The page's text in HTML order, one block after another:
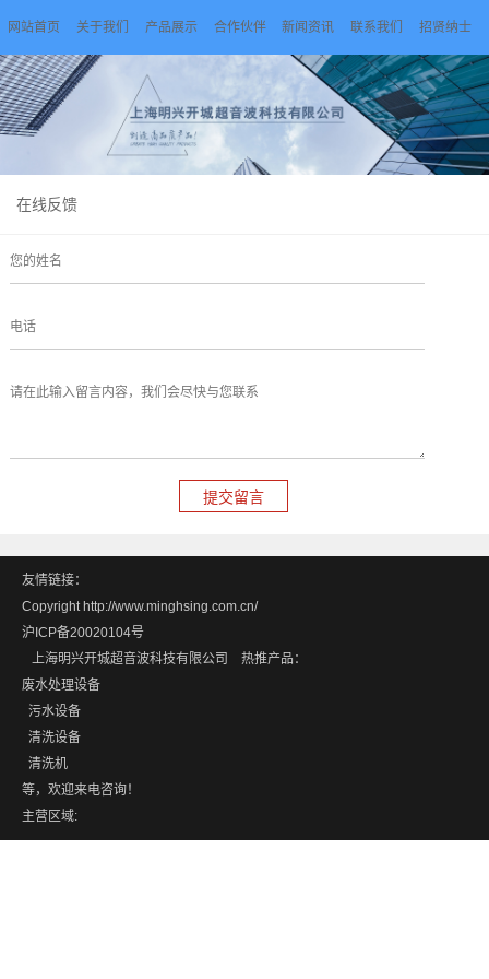
网站首页 关于我们 产品展示 合作伙伴 新闻资讯 联系我们 招贤纳士
在线反馈
友情链接：
Copyright http://www.minghsing.com.cn/
沪ICP备20020104号
上海明兴开城超音波科技有限公司 热推产品：
废水处理设备
污水设备
清洗设备
清洗机
等，欢迎来电咨询！
主营区域: